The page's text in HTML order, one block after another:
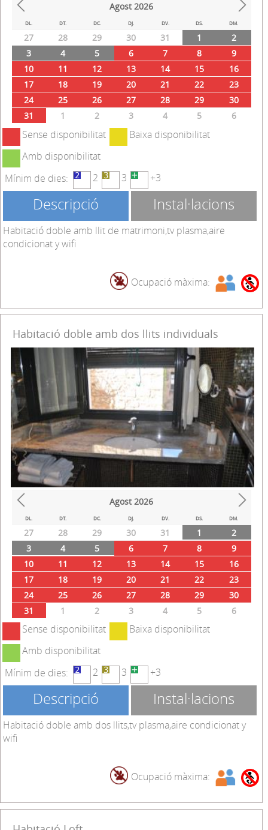
Prev Next
Agost 2026
DL. DT. DC. DJ. DV. DS. DM.
27 28 29 30 31 1
2
3
4 5 6 7 8
9
10
11 12 13 14 15
16
17
18 19 20 21 22
23
24
25 26 27 28 29
30
31
1 2 3 4 5 6
Sense disponibilitat
Baixa disponibilitat
Amb disponibilitat
Mínim de dies:
2 3 +3
Descripció Instal·lacions
Habitació doble amb llit de matrimoni,tv plasma,aire
condicionat y wifi
Ocupació màxima:
Habitació doble amb dos llits individuals
Prev Next
Agost 2026
DL. DT. DC. DJ. DV. DS. DM.
27 28 29 30 31 1
2
3
4 5 6 7 8
9
10
11 12 13 14 15
16
17
18 19 20 21 22
23
24
25 26 27 28 29
30
31
1 2 3 4 5 6
Sense disponibilitat
Baixa disponibilitat
Amb disponibilitat
Mínim de dies:
2 3 +3
Descripció Instal·lacions
Habitació doble amb dos llits,tv plasma,aire condicionat y
wifi
Ocupació màxima: